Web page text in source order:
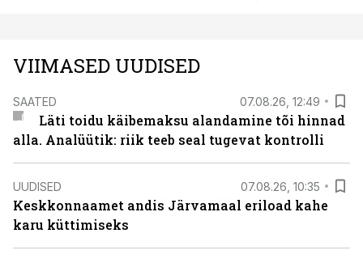
VIIMASED UUDISED
SAATED 07.08.26, 12:49
Läti toidu käibemaksu alandamine tõi hinnad
alla. Analüütik: riik teeb seal tugevat kontrolli
UUDISED 07.08.26, 10:35
Keskkonnaamet andis Järvamaal eriload kahe
karu küttimiseks